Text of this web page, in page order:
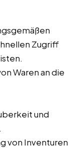
Zugriff
Waren an die
und
von Inventuren